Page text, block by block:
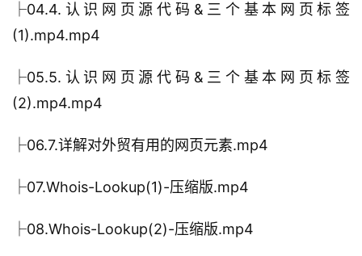
├04.4.认识网页源代码&三个基本网页标签
(1).mp4.mp4
├05.5.认识网页源代码&三个基本网页标签
(2).mp4.mp4
├06.7.详解对外贸有用的网页元素.mp4
├07.Whois-Lookup(1)-压缩版.mp4
├08.Whois-Lookup(2)-压缩版.mp4